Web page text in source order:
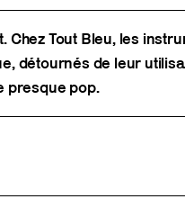
Tout Bleu, les
détournés de leur
presque pop.